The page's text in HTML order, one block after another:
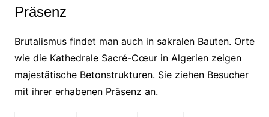
Präsenz
Brutalismus findet man auch in sakralen Bauten. Orte
wie die Kathedrale Sacré-Cœur in Algerien zeigen
majestätische Betonstrukturen. Sie ziehen Besucher
mit ihrer erhabenen Präsenz an.